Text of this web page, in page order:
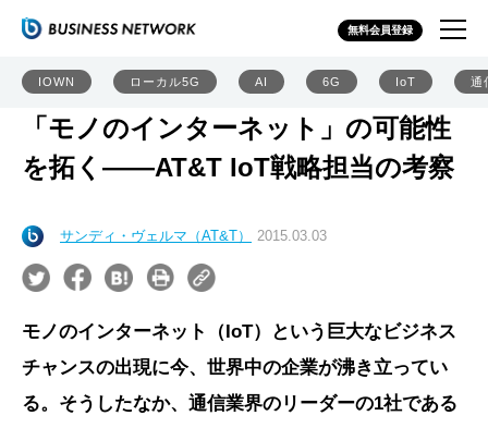
無料会員登録
IOWN ローカル5G AI 6G IoT 通
「モノのインターネット」の可能性
を拓く――AT&T IoT戦略担当の考察
サンディ・ヴェルマ（AT&T） 2015.03.03
モノのインターネット（IoT）という巨大なビジネス
チャンスの出現に今、世界中の企業が沸き立ってい
る。そうしたなか、通信業界のリーダーの1社である